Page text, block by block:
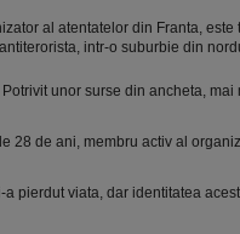
al atentatelor din Franta, este
intr-o suburbie din
unor surse din ancheta, mai
28 de ani, membru activ al
pierdut viata, dar identitatea